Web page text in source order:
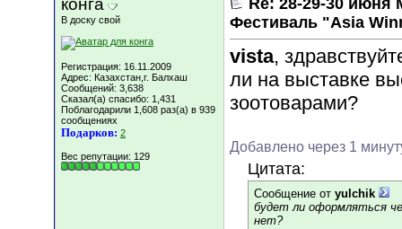
конга
В доску свой
Регистрация: 16.11.2009
Адрес: Казахстан,г. Балхаш
Сообщений: 3,638
Сказал(а) спасибо: 1,431
Поблагодарили 1,608 раз(а) в 939
сообщениях
Подарков: 2
Вес репутации: 129
Re: 28-29-30
Фестиваль "Asia
vista,
ли на выставке
зоотоварами?
Добавлено через 1
Цитата:
Сообщение от yulchik
будет ли оформляться
нет?